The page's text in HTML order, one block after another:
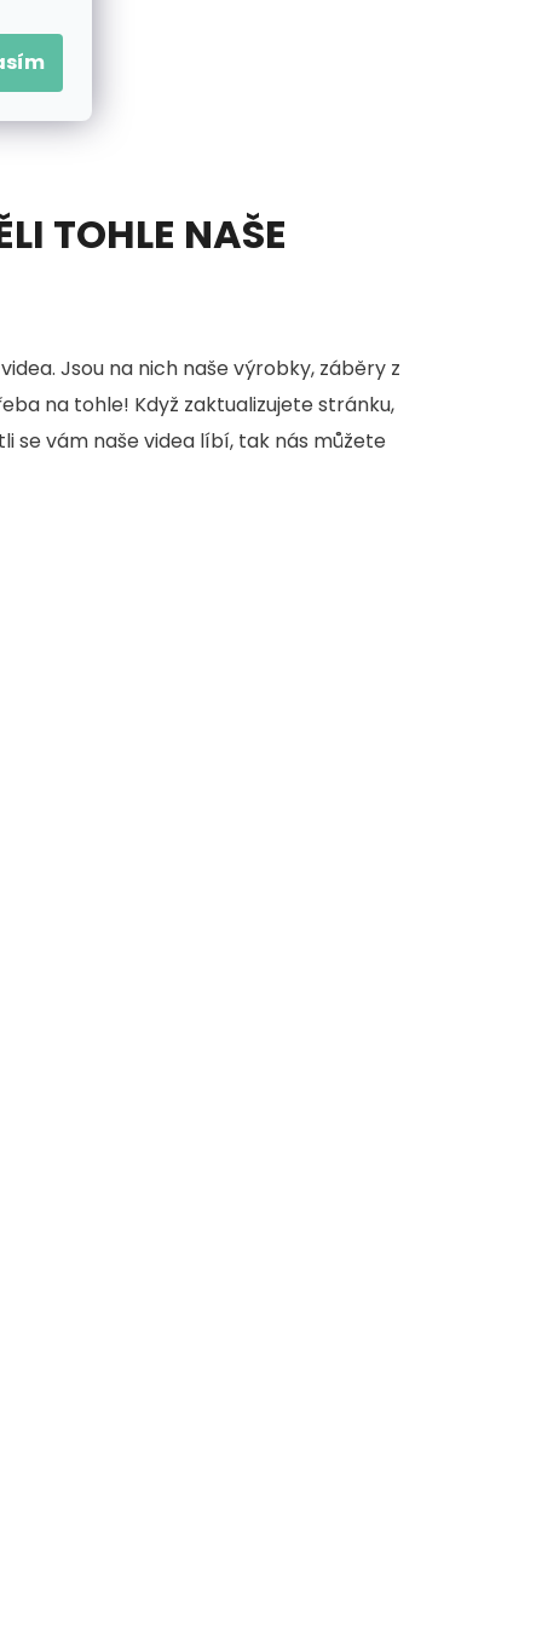
TOHLE NAŠE
Jsou na nich naše výrobky, záběry z
na tohle! Když zaktualizujete stránku,
se vám naše videa líbí, tak nás můžete